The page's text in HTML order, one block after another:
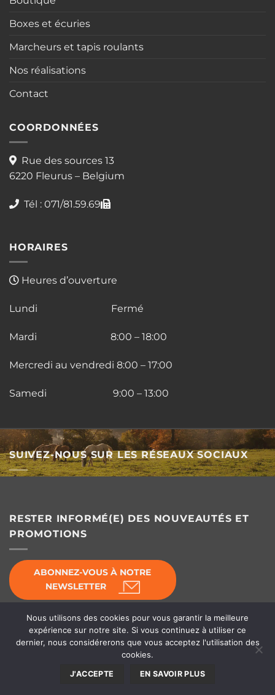
Boxes et écuries
Marcheurs et tapis roulants
Nos réalisations
Contact
COORDONNÉES
Rue des sources 13
6220 Fleurus – Belgium
Tél : 071/81.59.69
HORAIRES
Heures d’ouverture
Lundi Fermé
Mardi 8:00 – 18:00
Mercredi au vendredi 8:00 – 17:00
Samedi 9:00 – 13:00
SUIVEZ-NOUS SUR LES RÉSEAUX SOCIAUX
RESTER INFORMÉ(E) DES NOUVEAUTÉS ET
PROMOTIONS
ABONNEZ-VOUS À NOTRE
NEWSLETTER
© Horse's Line 2026 - Équipement d'écurie
confidentialité
Nous utilisons des cookies pour vous garantir la meilleure
expérience sur notre site. Si vous continuez à utiliser ce
dernier, nous considérerons que vous acceptez l'utilisation des
cookies.
J'ACCEPTE EN SAVOIR PLUS